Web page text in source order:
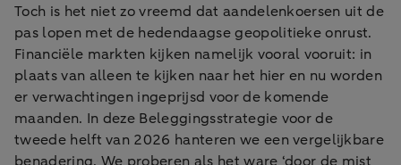
Toch is het niet zo vreemd dat aandelenkoersen uit de
pas lopen met de hedendaagse geopolitieke onrust.
Financiële markten kijken namelijk vooral vooruit: in
plaats van alleen te kijken naar het hier en nu worden
er verwachtingen ingeprijsd voor de komende
maanden. In deze Beleggingsstrategie voor de
tweede helft van 2026 hanteren we een vergelijkbare